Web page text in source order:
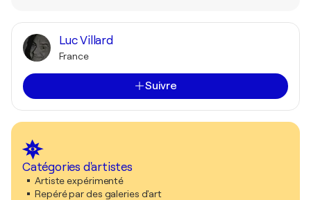
Luc Villard
France
Suivre
Catégories d'artistes
Artiste expérimenté
Repéré par des galeries d'art